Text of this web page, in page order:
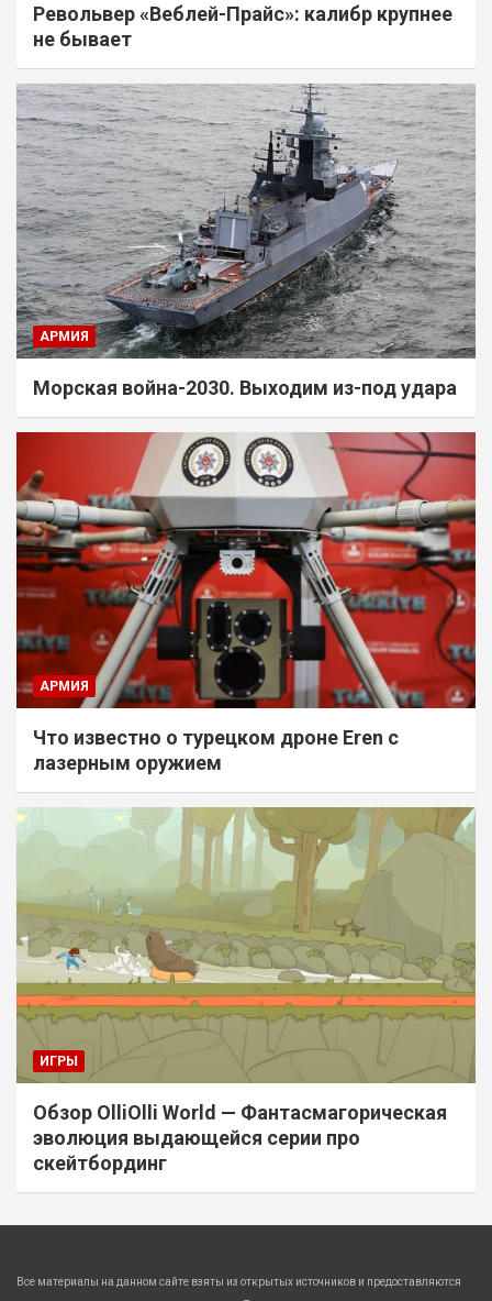
Револьвер «Веблей-Прайс»: калибр крупнее
не бывает
АРМИЯ
Морская война-2030. Выходим из-под удара
АРМИЯ
Что известно о турецком дроне Eren с
лазерным оружием
ИГРЫ
Обзор OlliOlli World — Фантасмагорическая
эволюция выдающейся серии про
скейтбординг
Все материалы на данном сайте взяты из открытых источников и предоставляются